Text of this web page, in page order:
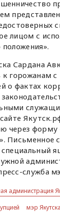
лицом с
положения».
Сардана
к горожанам
о фактах
через форму
Письменное
служба
администрация
мэр Якутска